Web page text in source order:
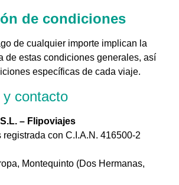
de condiciones
de cualquier importe implican la
de estas condiciones generales, así
específicas de cada viaje.
y contacto
– Flipoviajes
con C.I.A.N. 416500-2
Montequinto (Dos Hermanas,